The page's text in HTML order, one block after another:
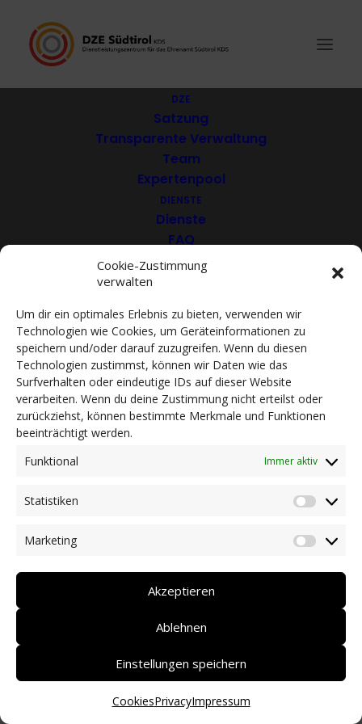
Cookie-Zustimmung
verwalten
Um dir ein optimales Erlebnis zu bieten, verwenden wir
Technologien wie Cookies, um Geräteinformationen zu
speichern und/oder darauf zuzugreifen. Wenn du diesen
Technologien zustimmst, können wir Daten wie das
Surfverhalten oder eindeutige IDs auf dieser Website
verarbeiten. Wenn du deine Zustimmung nicht erteilst oder
zurückziehst, können bestimmte Merkmale und Funktionen
beeinträchtigt werden.
Funktional
Immer aktiv
Statistiken
Marketing
Akzeptieren
Ablehnen
Einstellungen speichern
CookiesPrivacyImpressum
DZE
Satzung
Transparente Verwaltung
Team
Expertenpool
DIENSTE
Dienste
FAQ
Download
Mitglied werden
ACADEMY
VIDEOTHEK
NEWS
Dringlichkeitsmaßnahmen und aktuelle Informationen
Coronakrise: Hilfsangebote unserer Mitglieder
Initiativen unserer Mitglieder/Partner
DEUTSCH
PHOS Chor EO